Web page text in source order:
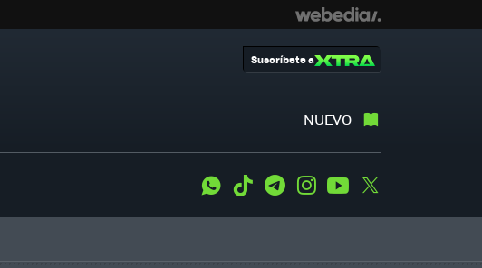
NUEVO
Suscríbete a
WhatsApp
Tiktok TelegramInstagramYoutube